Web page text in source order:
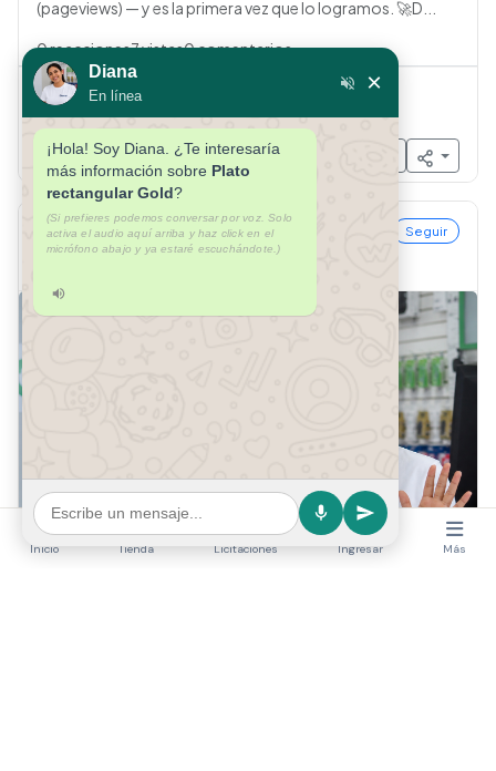
(pageviews) — y es la primera vez que lo logramos. 🚀D...
0reacciones7vistas0comentarios
Me interesa
Solicitar info
Necesito esto
Florencio Marchelli Seguir
Diana
En línea ×
¡Hola! Soy Diana. ¿Te interesaría
más información sobre Plato
rectangular Gold?
(Si prefieres podemos conversar por voz. Solo
activa el audio aquí arriba y haz click en el
micrófono abajo y ya estaré escuchándote.)
Inicio Tienda Licitaciones Ingresar Más